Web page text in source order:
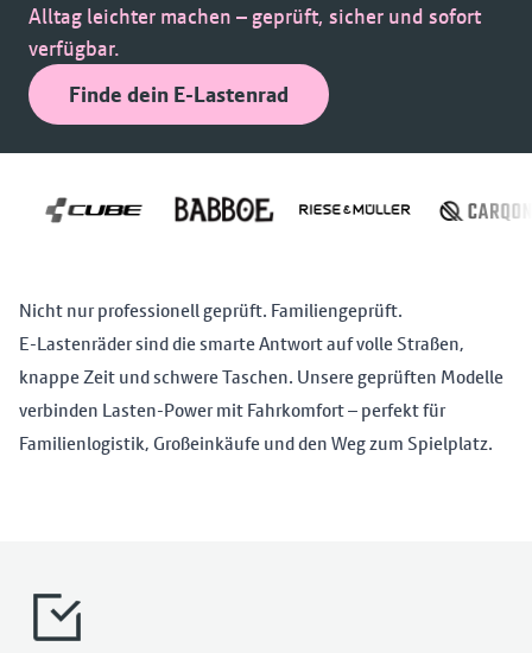
Alltag leichter machen – geprüft, sicher und sofort
verfügbar.
Finde dein E-Lastenrad
Nicht nur professionell geprüft. Familiengeprüft.
E-Lastenräder sind die smarte Antwort auf volle Straßen,
knappe Zeit und schwere Taschen. Unsere geprüften Modelle
verbinden Lasten-Power mit Fahrkomfort – perfekt für
Familienlogistik, Großeinkäufe und den Weg zum Spielplatz.